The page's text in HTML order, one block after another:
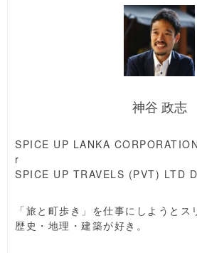
神谷 政志
SPICE UP LANKA
r
SPICE UP TRAVELS (PVT) LTD
「旅と町歩き」を仕事にしようとス
歴史・地理・建築が好き。